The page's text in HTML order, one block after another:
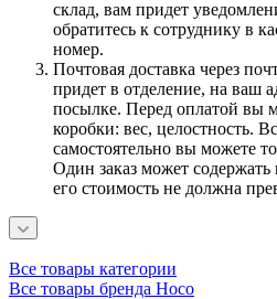
склад, вам придет
обратитесь к сотруднику в
номер.
Почтовая доставка через
придет в отделение, на ваш
посылке. Перед оплатой вы
коробки: вес, целостность.
самостоятельно вы можете
Один заказ может
его стоимость не должна
Все товары категории
Все товары бренда Hoco